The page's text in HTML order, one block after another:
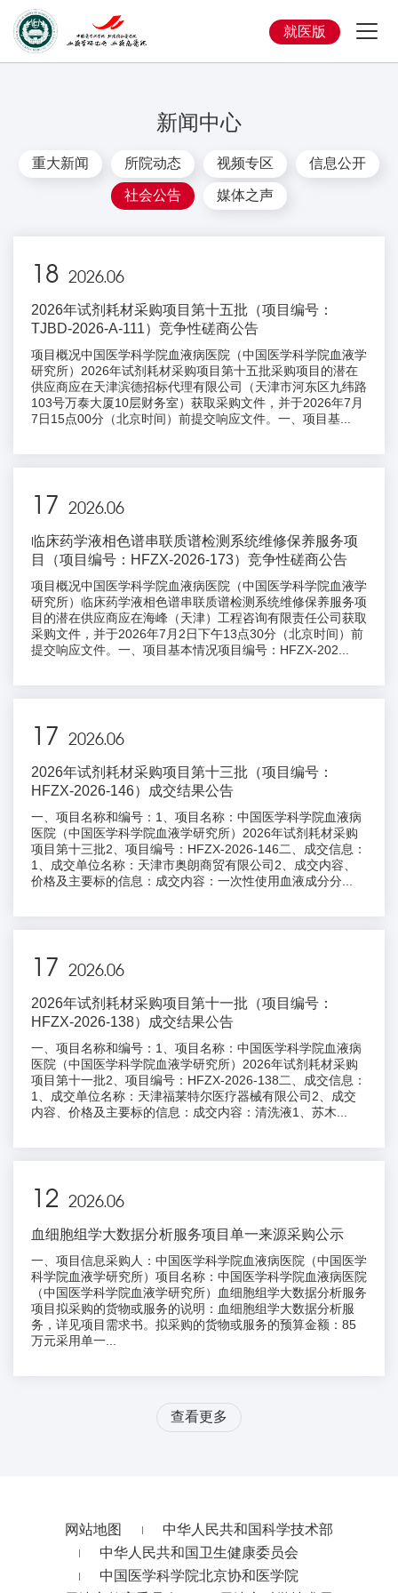
就医版
新闻中心
重大新闻 所院动态 视频专区 信息公开
社会公告 媒体之声
18 2026.06
2026年试剂耗材采购项目第十五批（项目编号：
TJBD-2026-A-111）竞争性磋商公告
项目概况中国医学科学院血液病医院（中国医学科学院血液学
研究所）2026年试剂耗材采购项目第十五批采购项目的潜在
供应商应在天津滨德招标代理有限公司（天津市河东区九纬路
103号万泰大厦10层财务室）获取采购文件，并于2026年7月
7日15点00分（北京时间）前提交响应文件。一、项目基...
17 2026.06
临床药学液相色谱串联质谱检测系统维修保养服务项
目（项目编号：HFZX-2026-173）竞争性磋商公告
项目概况中国医学科学院血液病医院（中国医学科学院血液学
研究所）临床药学液相色谱串联质谱检测系统维修保养服务项
目的潜在供应商应在海峰（天津）工程咨询有限责任公司获取
采购文件，并于2026年7月2日下午13点30分（北京时间）前
提交响应文件。一、项目基本情况项目编号：HFZX-202...
17 2026.06
2026年试剂耗材采购项目第十三批（项目编号：
HFZX-2026-146）成交结果公告
一、项目名称和编号：1、项目名称：中国医学科学院血液病
医院（中国医学科学院血液学研究所）2026年试剂耗材采购
项目第十三批2、项目编号：HFZX-2026-146二、成交信息：
1、成交单位名称：天津市奥朗商贸有限公司2、成交内容、
价格及主要标的信息：成交内容：一次性使用血液成分分...
17 2026.06
2026年试剂耗材采购项目第十一批（项目编号：
HFZX-2026-138）成交结果公告
一、项目名称和编号：1、项目名称：中国医学科学院血液病
医院（中国医学科学院血液学研究所）2026年试剂耗材采购
项目第十一批2、项目编号：HFZX-2026-138二、成交信息：
1、成交单位名称：天津福莱特尔医疗器械有限公司2、成交
内容、价格及主要标的信息：成交内容：清洗液1、苏木...
12 2026.06
血细胞组学大数据分析服务项目单一来源采购公示
一、项目信息采购人：中国医学科学院血液病医院（中国医学
科学院血液学研究所）项目名称：中国医学科学院血液病医院
（中国医学科学院血液学研究所）血细胞组学大数据分析服务
项目拟采购的货物或服务的说明：血细胞组学大数据分析服
务，详见项目需求书。拟采购的货物或服务的预算金额：85
万元采用单一...
查看更多
网站地图
中华人民共和国科学技术部
中华人民共和国卫生健康委员会
中国医学科学院北京协和医学院